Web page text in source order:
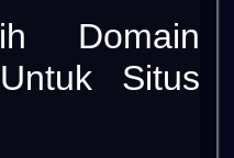
Domain
Situs